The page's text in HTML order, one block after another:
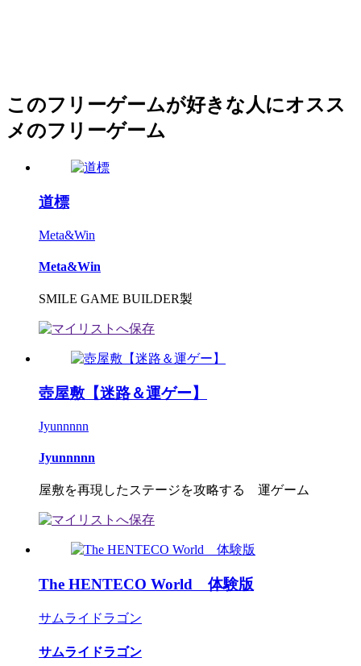
このフリーゲームが好きな人にオスス
メのフリーゲーム
道標
Meta&Win
Meta&Win
SMILE GAME BUILDER製
壺屋敷【迷路＆運ゲー】
Jyunnnnn
Jyunnnnn
屋敷を再現したステージを攻略する 運ゲーム
The HENTECO World 体験版
サムライドラゴン
サムライドラゴン